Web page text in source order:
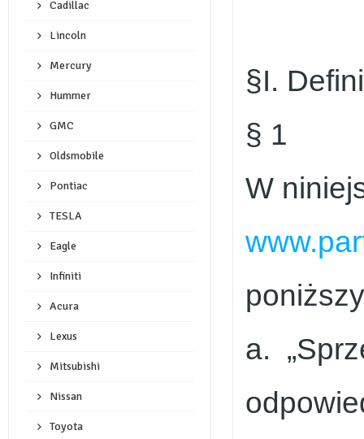
Cadillac
Lincoln
Mercury
Hummer
GMC
Oldsmobile
Pontiac
TESLA
Eagle
Infiniti
Acura
Lexus
Mitsubishi
Nissan
Toyota
§I.
§ 1
W
a.